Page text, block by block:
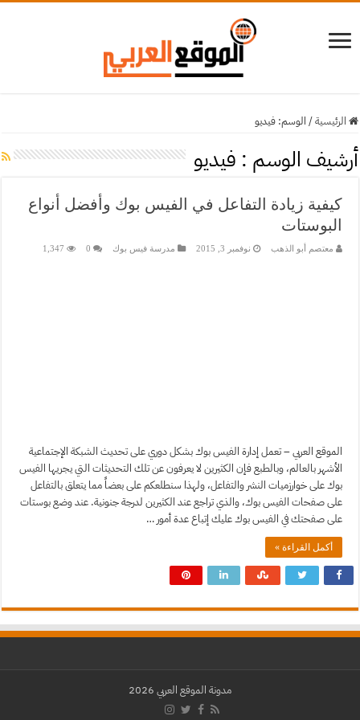
الرئيسية/ الوسم: فيديو
أرشيف الوسم : فيديو
كيفية زيادة التفاعل في الفيس بوك وأفضل أنواع
البوستات
معتصم أبو الذهب نوفمبر 3, 2015 مدرسة فيس بوك 0
1,347
الموقع العربي – تعمل إدارة الفيس بوك بشكل دوري على تحديث الشبكة الإجتماعية
الأشهر بالعالم، وبالطبع فإن الكثيرين لا يعرفون عن تلك التحديثات التي يجريها الفيس
بوك على خوارزميات النشر والتفاعل، ولهذا سنطلعكم على بعضاً مما يتعلق بالتفاعل
على صفحات الفيس بوك، والذي تراجع عند الكثيرين لدرجة جنونية. عند وضع بوستات
على صفحتك في الفيس بوك عليك إتباع عدة أمور …
أكمل القراءة »
مدونة الموقع العربي 2026